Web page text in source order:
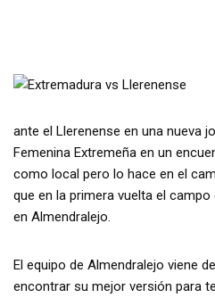
ante el Llerenense en una nueva
Femenina Extremeña en un
como local pero lo hace en el
que en la primera vuelta el
en Almendralejo.
El equipo de Almendralejo viene
encontrar su mejor versión para